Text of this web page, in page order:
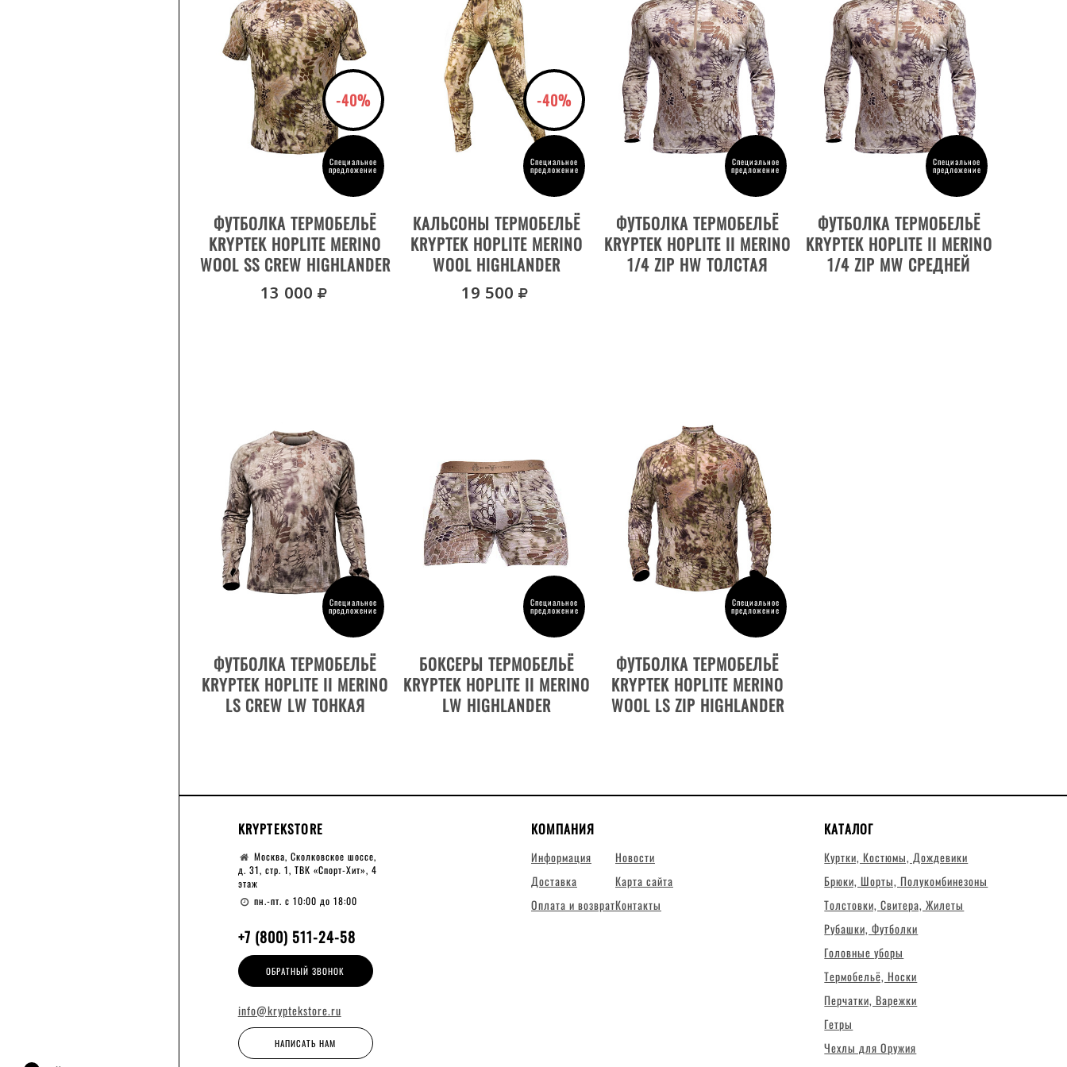
-40%
Специальное
предложение
ФУТБОЛКА ТЕРМОБЕЛЬЁ
KRYPTEK HOPLITE MERINO
WOOL SS CREW HIGHLANDER
13 000
-40%
Специальное
предложение
КАЛЬСОНЫ ТЕРМОБЕЛЬЁ
KRYPTEK HOPLITE MERINO
WOOL HIGHLANDER
19 500
Специальное
предложение
ФУТБОЛКА ТЕРМОБЕЛЬЁ
KRYPTEK HOPLITE II MERINO
1/4 ZIP HW ТОЛСТАЯ
Специальное
предложение
ФУТБОЛКА ТЕРМОБЕЛЬЁ
KRYPTEK HOPLITE II MERINO
1/4 ZIP MW СРЕДНЕЙ
Специальное
предложение
ФУТБОЛКА ТЕРМОБЕЛЬЁ
KRYPTEK HOPLITE II MERINO
LS CREW LW ТОНКАЯ
Специальное
предложение
БОКСЕРЫ ТЕРМОБЕЛЬЁ
KRYPTEK HOPLITE II MERINO
LW HIGHLANDER
Специальное
предложение
ФУТБОЛКА ТЕРМОБЕЛЬЁ
KRYPTEK HOPLITE MERINO
WOOL LS ZIP HIGHLANDER
KRYPTEKSTORE
Москва, Сколковское шоссе,
д. 31, стр. 1, ТВК «Спорт-Хит», 4
этаж
пн.-пт. с 10:00 до 18:00
+7 (800) 511-24-58
ОБРАТНЫЙ ЗВОНОК
info@kryptekstore.ru
НАПИСАТЬ НАМ
КОМПАНИЯ
Информация
Доставка
Оплата и возврат
Новости
Карта сайта
Контакты
КАТАЛОГ
Куртки, Костюмы, Дождевики
Брюки, Шорты, Полукомбинезоны
Толстовки, Свитера, Жилеты
Рубашки, Футболки
Головные уборы
Термобельё, Носки
Перчатки, Варежки
Гетры
Чехлы для Оружия